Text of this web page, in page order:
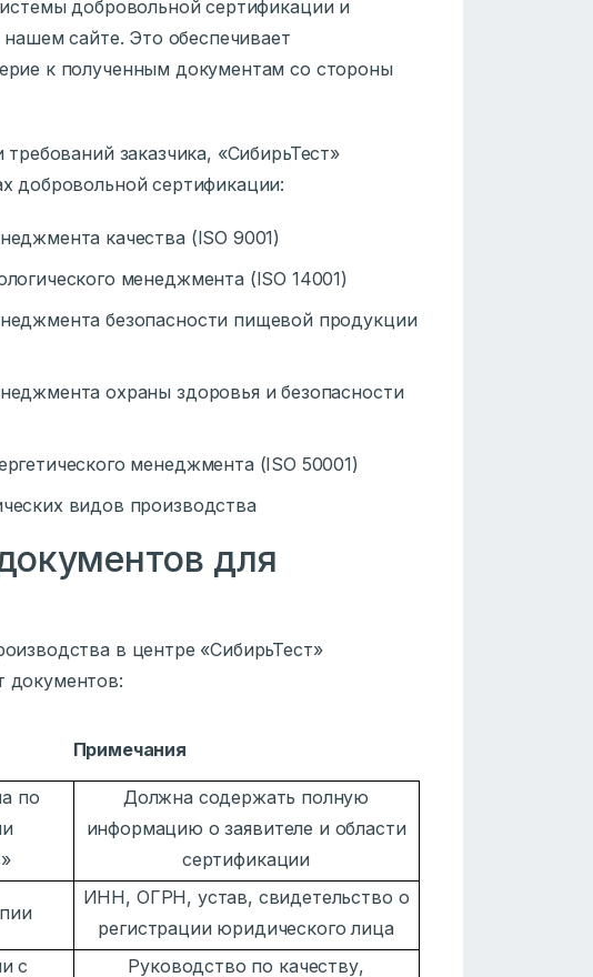
добровольной сертификации и
сайте. Это обеспечивает
к полученным документам со стороны
заказчика, «СибирьТест»
добровольной сертификации:
качества (ISO 9001)
менеджмента (ISO 14001)
безопасности пищевой продукции
охраны здоровья и безопасности
менеджмента (ISO 50001)
видов производства
для
в центре «СибирьТест»
документов:
Примечания
по
Должна содержать полную
информацию о заявителе и области
сертификации
ИНН, ОГРН, устав, свидетельство о
регистрации юридического лица
с Руководство по качеству,